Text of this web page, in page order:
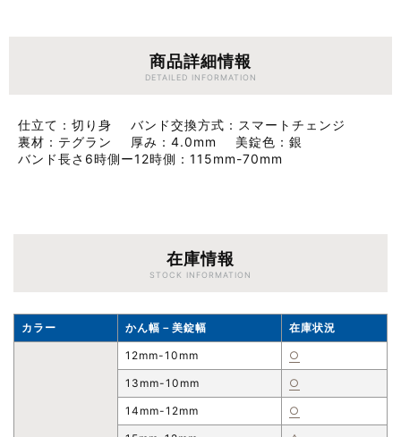
商品詳細情報
DETAILED INFORMATION
仕立て 切り身 バンド交換方式
スマートチェンジ
裏材
テグラン 厚み 4.0mm 美錠色
銀
バンド長さ6時側ー12時側
115mm-70mm
在庫情報
STOCK INFORMATION
カラー かん幅－美錠幅 在庫状況
12mm-10mm ○
13mm-10mm ○
14mm-12mm ○